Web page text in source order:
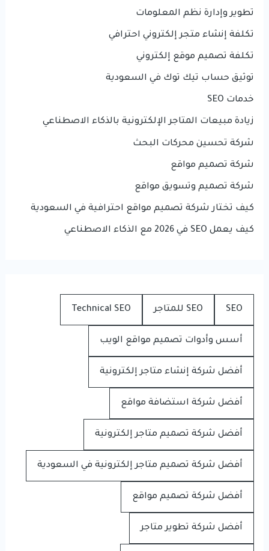
تطوير وإدارة نظم المعلومات
تكلفة إنشاء متجر إلكتروني احترافي
تكلفة تصميم موقع إلكتروني
توثيق حساب تيك توك في السعودية
خدمات SEO
زيادة مبيعات المتاجر الإلكترونية بالذكاء الاصطناعي
شركة تحسين محركات البحث
شركة تصميم مواقع
شركة تصميم وتسويق مواقع
كيف تختار شركة تصميم مواقع احترافية في السعودية
كيف يعمل SEO في 2026 مع الذكاء الاصطناعي
SEO SEO للمتاجر Technical SEO
أسس وأدوات تصميم مواقع الويب
أفضل شركة إنشاء متاجر إلكترونية
أفضل شركة استضافة مواقع
أفضل شركة تصميم متاجر إلكترونية
أفضل شركة تصميم متاجر إلكترونية في السعودية
أفضل شركة تصميم مواقع
أفضل شركة تطوير متاجر